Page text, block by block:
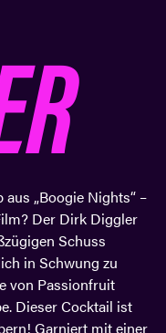
„Boogie Nights“ –
Der Dirk Diggler
Schuss
in Schwung zu
von Passionfruit
Dieser Cocktail ist
Garniert mit einer